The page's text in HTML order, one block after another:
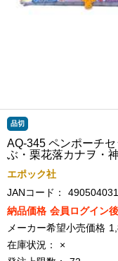
品切
AQ-345 ペンポーチ
ぶ・栗花落カナヲ・
エポック社
JANコード：
納品価格 会員ログイン
メーカー希望小売価格
在庫状況：
×